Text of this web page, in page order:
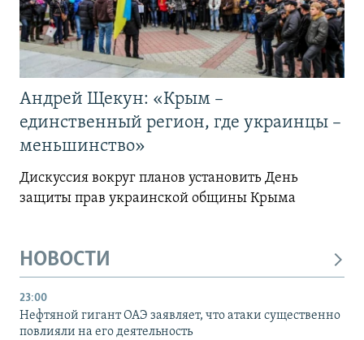
Андрей Щекун: «Крым –
единственный регион, где украинцы –
меньшинство»
Дискуссия вокруг планов установить День
защиты прав украинской общины Крыма
НОВОСТИ
23:00
Нефтяной гигант ОАЭ заявляет, что атаки существенно
повлияли на его деятельность